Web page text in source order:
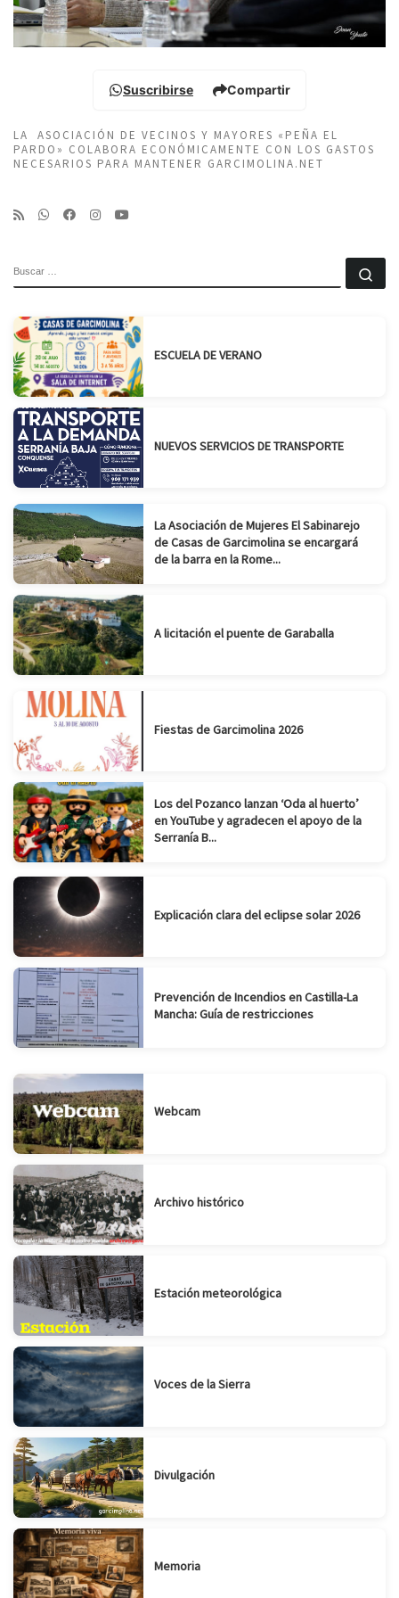
Suscribirse Compartir
LA ASOCIACIÓN DE VECINOS Y MAYORES «PEÑA EL
PARDO» COLABORA ECONÓMICAMENTE CON LOS GASTOS
NECESARIOS PARA MANTENER GARCIMOLINA.NET
ESCUELA DE VERANO
NUEVOS SERVICIOS DE TRANSPORTE
La Asociación de Mujeres El Sabinarejo
de Casas de Garcimolina se encargará
de la barra en la Rome...
A licitación el puente de Garaballa
Fiestas de Garcimolina 2026
Los del Pozanco lanzan ‘Oda al huerto’
en YouTube y agradecen el apoyo de la
Serranía B...
Explicación clara del eclipse solar 2026
Prevención de Incendios en Castilla-La
Mancha: Guía de restricciones
Webcam
Archivo histórico
Estación meteorológica
Voces de la Sierra
Divulgación
Memoria